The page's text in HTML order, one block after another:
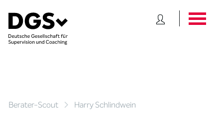
Berater-Scout Harry Schlindwein